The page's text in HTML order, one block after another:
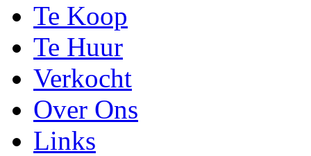
Te Koop
Te Huur
Verkocht
Over Ons
Links